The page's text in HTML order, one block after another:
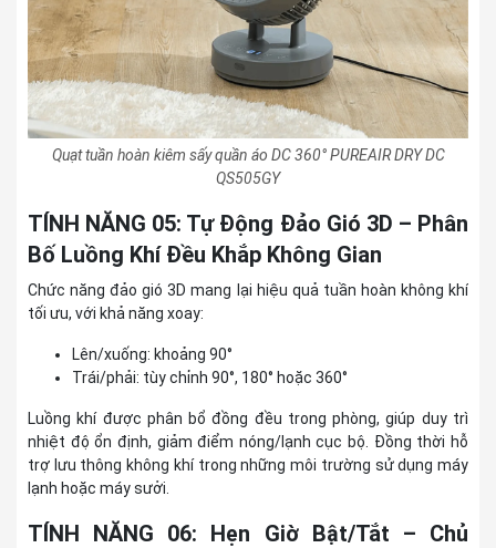
Quạt tuần hoàn kiêm sấy quần áo DC 360° PUREAIR DRY DC
QS505GY
TÍNH NĂNG 05: Tự Động Đảo Gió 3D – Phân
Bố Luồng Khí Đều Khắp Không Gian
Chức năng đảo gió 3D mang lại hiệu quả tuần hoàn không khí
tối ưu, với khả năng xoay:
Lên/xuống: khoảng 90°
Trái/phải: tùy chỉnh 90°, 180° hoặc 360°
Luồng khí được phân bổ đồng đều trong phòng, giúp duy trì
nhiệt độ ổn định, giảm điểm nóng/lạnh cục bộ. Đồng thời hỗ
trợ lưu thông không khí trong những môi trường sử dụng máy
lạnh hoặc máy sưởi.
TÍNH NĂNG 06: Hẹn Giờ Bật/Tắt – Chủ